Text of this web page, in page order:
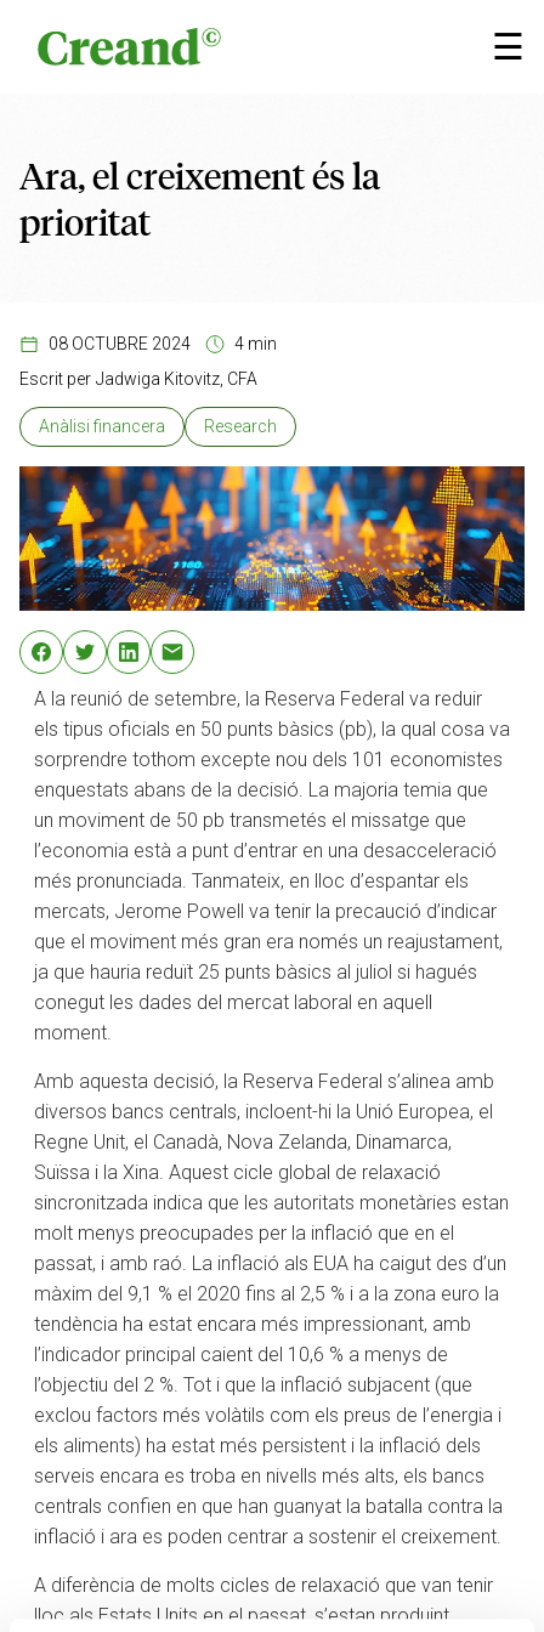
☰
×
Ara, el creixement és la
prioritat
08 OCTUBRE 2024
4 min
Escrit per Jadwiga Kitovitz, CFA
Anàlisi financera Research
A la reunió de setembre, la Reserva Federal va reduir
els tipus oficials en 50 punts bàsics (pb), la qual cosa va
sorprendre tothom excepte nou dels 101 economistes
enquestats abans de la decisió. La majoria temia que
un moviment de 50 pb transmetés el missatge que
l’economia està a punt d’entrar en una desacceleració
més pronunciada. Tanmateix, en lloc d’espantar els
mercats, Jerome Powell va tenir la precaució d’indicar
que el moviment més gran era només un reajustament,
ja que hauria reduït 25 punts bàsics al juliol si hagués
conegut les dades del mercat laboral en aquell
moment.
Amb aquesta decisió, la Reserva Federal s’alinea amb
diversos bancs centrals, incloent-hi la Unió Europea, el
Regne Unit, el Canadà, Nova Zelanda, Dinamarca,
Suïssa i la Xina. Aquest cicle global de relaxació
sincronitzada indica que les autoritats monetàries estan
molt menys preocupades per la inflació que en el
passat, i amb raó. La inflació als EUA ha caigut des d’un
màxim del 9,1 % el 2020 fins al 2,5 % i a la zona euro la
tendència ha estat encara més impressionant, amb
l’indicador principal caient del 10,6 % a menys de
l’objectiu del 2 %. Tot i que la inflació subjacent (que
exclou factors més volàtils com els preus de l’energia i
els aliments) ha estat més persistent i la inflació dels
serveis encara es troba en nivells més alts, els bancs
centrals confien en que han guanyat la batalla contra la
inflació i ara es poden centrar a sostenir el creixement.
A diferència de molts cicles de relaxació que van tenir
lloc als Estats Units en el passat, s’estan produint